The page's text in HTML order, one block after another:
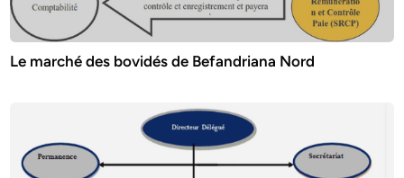
Le marché des bovidés de Befandriana Nord